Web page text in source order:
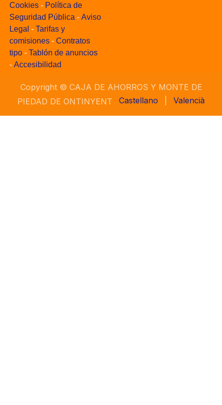
Cookies - Política de
Seguridad Pública - Aviso
Legal - Tarifas y
comisiones - Contratos
tipo - Tablón de anuncios
- Accesibilidad
Copyright © CAJA DE AHORROS Y MONTE DE
PIEDAD DE ONTINYENT
Castellano Valencià